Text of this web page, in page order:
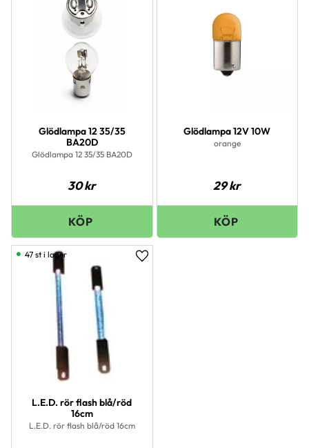
Glödlampa 12 35/35
BA20D
Glödlampa 12 35/35 BA20D
30kr
Glödlampa 12V 10W
orange
29kr
L.E.D. rör flash blå/röd
16cm
L.E.D. rör flash blå/röd 16cm
Lägg till i favoriter
47 st i lager